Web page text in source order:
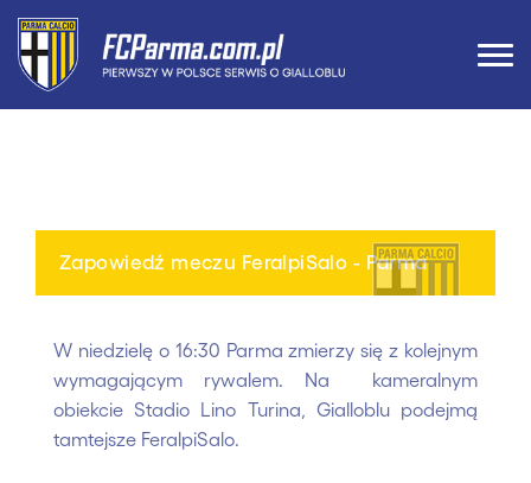
Zapowiedź meczu FeralpiSalo - Parma
W niedzielę o 16:30 Parma zmierzy się z kolejnym
wymagającym rywalem. Na kameralnym
obiekcie Stadio Lino Turina, Gialloblu podejmą
tamtejsze FeralpiSalo.